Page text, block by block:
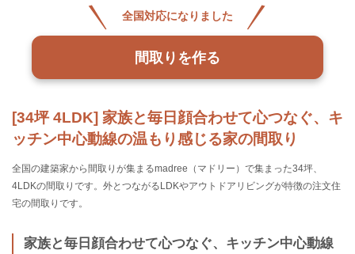
[34坪 4LDK] 家族と毎日顔合わせて心つなぐ、キ
ッチン中心動線の温もり感じる家の間取り
全国の建築家から間取りが集まるmadree（マドリー）で集まった34坪、
4LDKの間取りです。外とつながるLDKやアウトドアリビングが特徴の注文住
宅の間取りです。
家族と毎日顔合わせて心つなぐ、キッチン中心動線
全国対応になりました
間取りを作る